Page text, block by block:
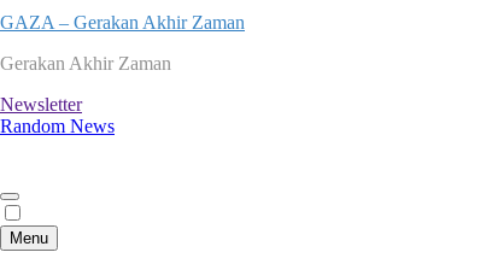
GAZA – Gerakan Akhir Zaman
Gerakan Akhir Zaman
Newsletter
Random News
Menu